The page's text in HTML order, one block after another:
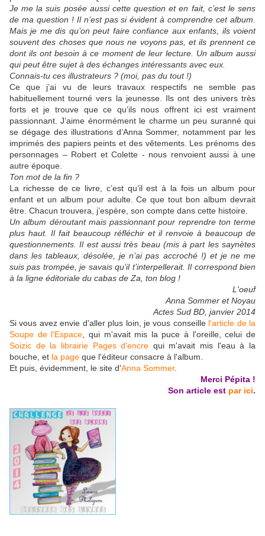
Je me la suis posée aussi cette question et en fait, c’est le sens
de ma question !Il n’est pas si évident à comprendre cet album.
Mais je me dis qu’on peut faire confiance aux enfants, ils voient
souvent des choses que nous ne voyons pas, et ils prennent ce
dont ils ont besoin à ce moment de leur lecture. Un album aussi
qui peut être sujet à des échanges intéressants avec eux.
Connais-tu ces illustrateurs ? (moi, pas du tout !)
Ce que j’ai vu de leurs travaux respectifs ne semble pas
habituellement tourné vers la jeunesse. Ils ont des univers très
forts et je trouve que ce qu’ils nous offrent ici est vraiment
passionnant. J’aime énormément le charme un peu suranné qui
se dégage des illustrations d’Anna Sommer, notamment par les
imprimés des papiers peints et des vêtements. Les prénoms des
personnages – Robert et Colette - nous renvoient aussi à une
autre époque.
Ton mot de la fin ?
La richesse de ce livre, c’est qu’il est à la fois un album pour
enfant et un album pour adulte. Ce que tout bon album devrait
être. Chacun trouvera, j’espère, son compte dans cette histoire.
Un album déroutant mais passionnant pour reprendre ton terme
plus haut. Il fait beaucoup réfléchir et il renvoie à beaucoup de
questionnements. Il est aussi très beau (mis à part les saynètes
dans les tableaux, désolée, je n’ai pas accroché !) et je ne me
suis pas trompée, je savais qu’il t’interpellerait. Il correspond bien
à la ligne éditoriale du cabas de Za, ton blog !
L'oeuf
Anna Sommer et Noyau
Actes Sud BD, janvier 2014
Si vous avez envie d'aller plus loin, je vous conseille l'article de la
Soupe de l'Espace , qui m'avait mis la puce à l'oreille, celui de
Soizic de la librairie Pages d'encre qui m'avait mis l'eau à la
bouche, et la page que l'éditeur consacre à l'album.
Et puis, évidemment, le site d'Anna Sommer.
Merci Pépita !
Son article est par ici.